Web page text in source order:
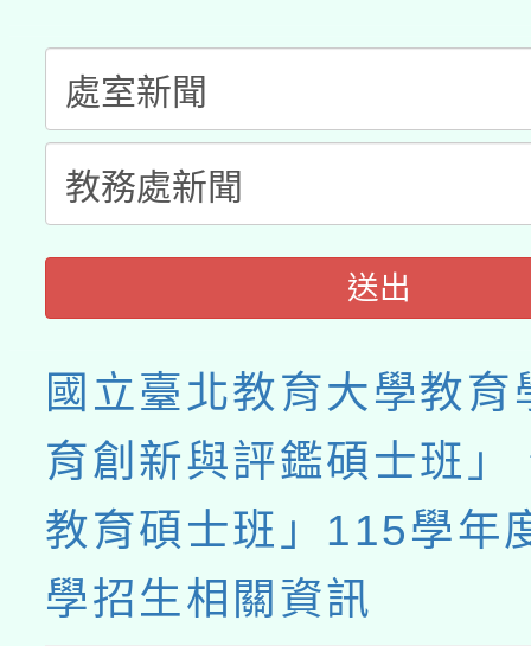
送出
國立臺北教育大學教育
育創新與評鑑碩士班」
教育碩士班」115學年
學招生相關資訊